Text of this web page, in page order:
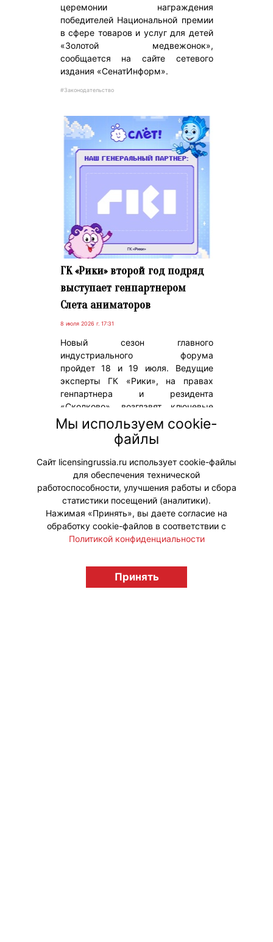
церемонии награждения
победителей Национальной премии
в сфере товаров и услуг для детей
«Золотой медвежонок»,
сообщается на сайте сетевого
издания «СенатИнформ».
#Законодательство
ГК «Рики» второй год подряд
выступает генпартнером
Слета аниматоров
8 июля 2026 г. 17:31
Новый сезон главного
индустриального форума
пройдет 18 и 19 июля. Ведущие
эксперты ГК «Рики», на правах
генпартнера и резидента
«Сколково», возглавят ключевые
сессии деловой программы, где
представят уникальные бизнес-
кейсы и проведут серию
практических мастер-классов.
#ПродвижениеБренда
licensingrussia.ru, 2009-2026 12+
Мы используем cookie-
файлы
Сайт licensingrussia.ru использует cookie-файлы
для обеспечения технической
работоспособности, улучшения работы и сбора
статистики посещений (аналитики).
Нажимая «Принять», вы даете согласие на
обработку cookie-файлов в соответствии с
Политикой конфиденциальности
Принять